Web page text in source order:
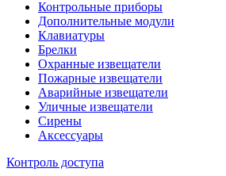
Контрольные приборы
Дополнительные модули
Клавиатуры
Брелки
Охранные извещатели
Пожарные извещатели
Аварийные извещатели
Уличные извещатели
Сирены
Аксессуары
Контроль доступа